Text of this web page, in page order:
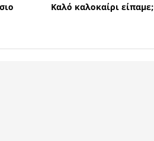
Καλό καλοκαίρι είπαμε;